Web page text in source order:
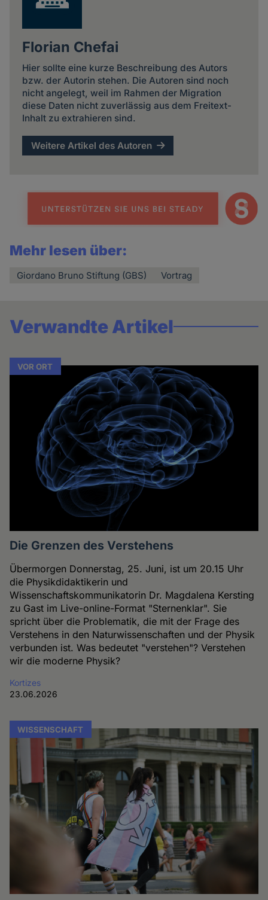
Florian Chefai
Hier sollte eine kurze Beschreibung des Autors
bzw. der Autorin stehen. Die Autoren sind noch
nicht angelegt, weil im Rahmen der Migration
diese Daten nicht zuverlässig aus dem Freitext-
Inhalt zu extrahieren sind.
Weitere Artikel des Autoren
Mehr lesen über:
Giordano Bruno Stiftung (GBS) Vortrag
Verwandte Artikel
VOR ORT
Die Grenzen des Verstehens
Übermorgen Donnerstag, 25. Juni, ist um 20.15 Uhr
die Physikdidaktikerin und
Wissenschaftskommunikatorin Dr. Magdalena Kersting
zu Gast im Live-online-Format "Sternenklar". Sie
spricht über die Problematik, die mit der Frage des
Verstehens in den Naturwissenschaften und der Physik
verbunden ist. Was bedeutet "verstehen"? Verstehen
wir die moderne Physik?
Kortizes
23.06.2026
WISSENSCHAFT